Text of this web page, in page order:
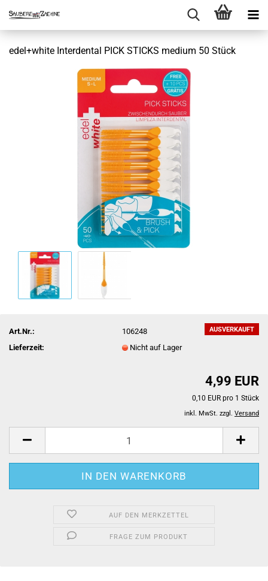
edel+white Interdental PICK STICKS medium 50 Stück
AUSVERKAUFT
Art.Nr.:
106248
Lieferzeit:
Nicht auf Lager
4,99 EUR
0,10 EUR pro 1 Stück
inkl. MwSt. zzgl. Versand
AUF DEN MERKZETTEL
FRAGE ZUM PRODUKT